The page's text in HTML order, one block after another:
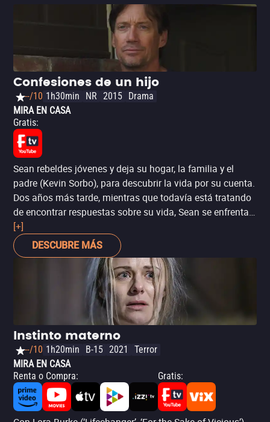
Confesiones de un hijo
--/10 1h30min NR 2015 Drama
MIRA EN CASA
Gratis:
Sean rebeldes jóvenes y deja su hogar, la familia y el
padre (Kevin Sorbo), para descubrir la vida por su cuenta.
Dos años más tarde, mientras que todavía está tratando
de encontrar respuestas sobre su vida, Sean se enfrenta a
todo lo que creía saber, y es confrontado por el profesor,
que te desafía a revisar su vida como una historia. Su
mejor amigo corre un camino peligroso, una mujer joven,
fuerte y hermoso es en su propio viaje en busca de
respuestas. Cada uno de estos elementos hace que Sean
tiene opciones en su camino. Un drama de la historia,
risas, las relaciones, la fe y la redención, y en última
instancia la cuestión. historias perdidas tienen finales
felices?
[+]
DESCUBRE MÁS
Instinto materno
--/10 1h20min B-15 2021
Terror
MIRA EN CASA
Renta o Compra: Gratis: